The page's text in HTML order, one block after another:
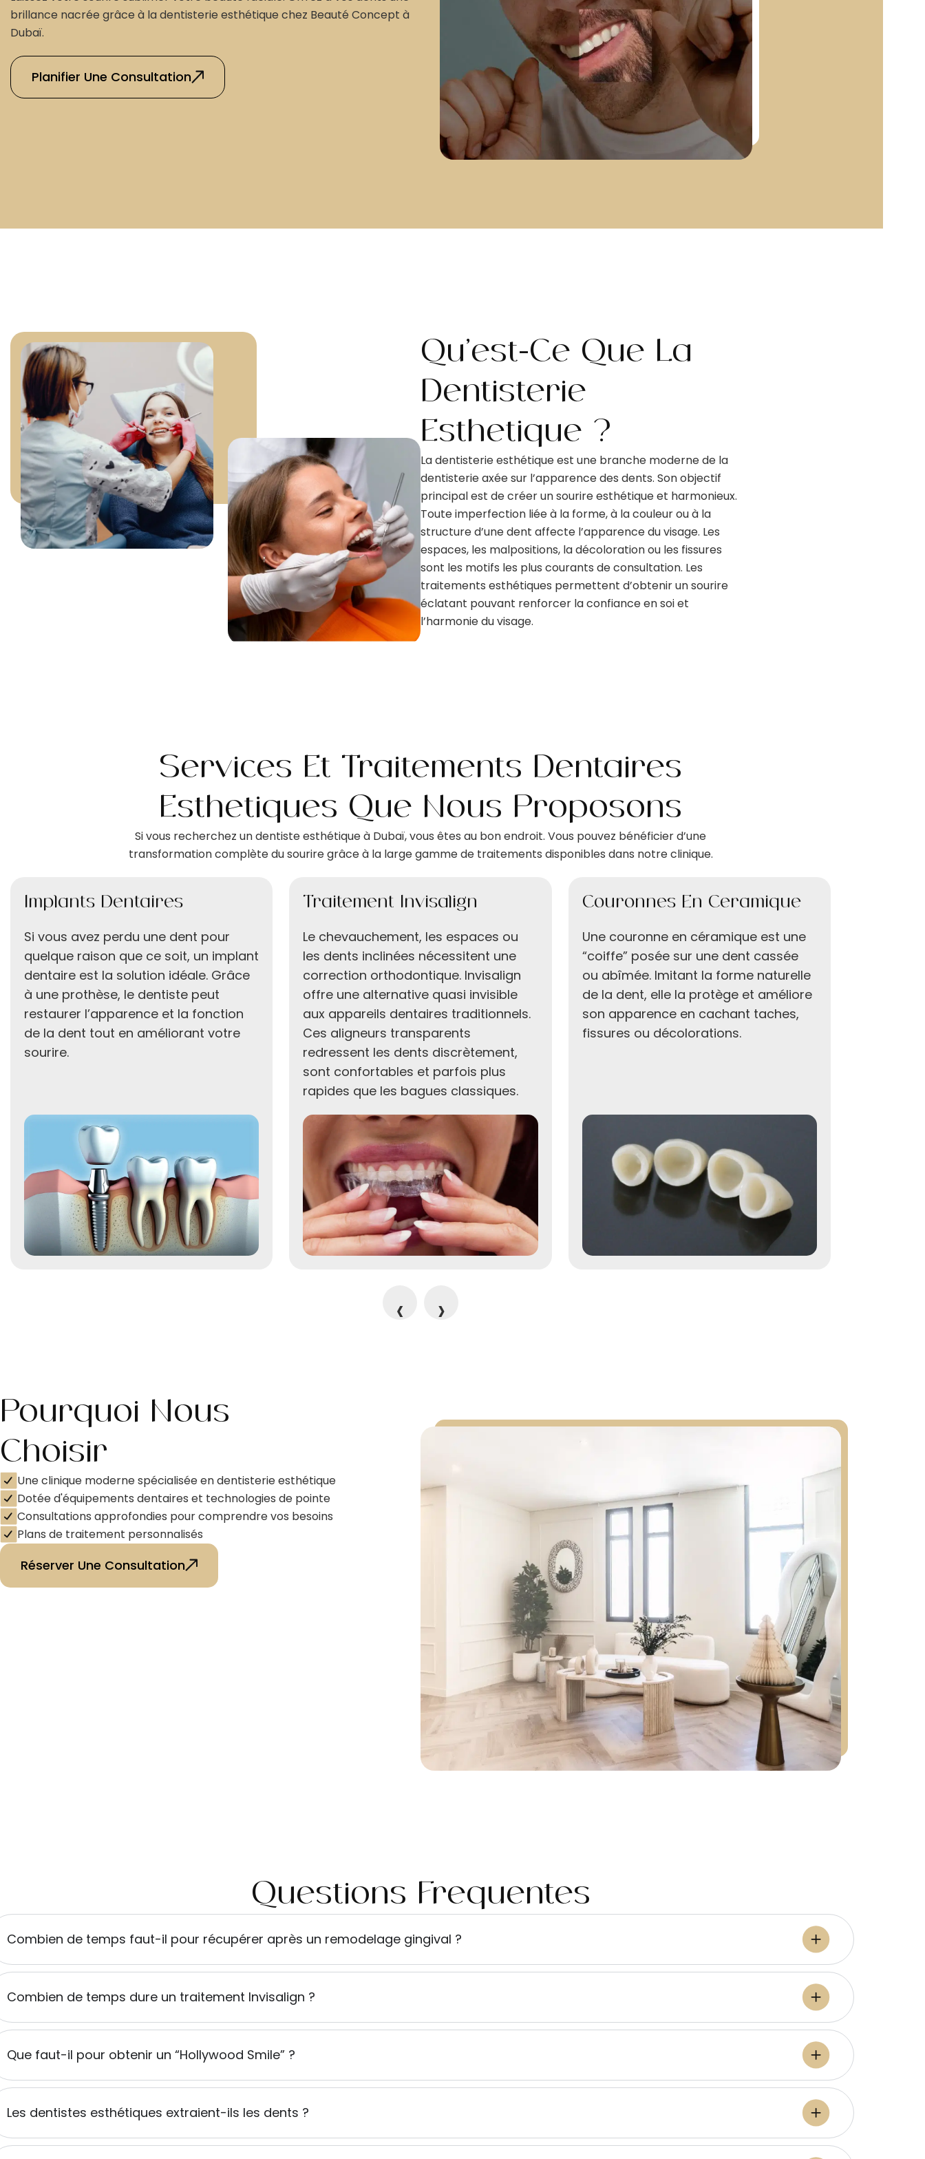
brillance nacrée grâce à la dentisterie esthétique chez Beauté Concept à
Dubaï.
Planifier Une Consultation
Qu’est-Ce Que La
Dentisterie
Esthétique ?
La dentisterie esthétique est une branche moderne de la
dentisterie axée sur l’apparence des dents. Son objectif
principal est de créer un sourire esthétique et harmonieux.
Toute imperfection liée à la forme, à la couleur ou à la
structure d’une dent affecte l’apparence du visage. Les
espaces, les malpositions, la décoloration ou les fissures
sont les motifs les plus courants de consultation. Les
traitements esthétiques permettent d’obtenir un sourire
éclatant pouvant renforcer la confiance en soi et
l’harmonie du visage.
Services Et Traitements Dentaires
Esthétiques Que Nous Proposons
Si vous recherchez un dentiste esthétique à Dubaï, vous êtes au bon endroit. Vous pouvez bénéficier d’une
transformation complète du sourire grâce à la large gamme de traitements disponibles dans notre clinique.
Implants Dentaires
Si vous avez perdu une dent pour
quelque raison que ce soit, un implant
dentaire est la solution idéale. Grâce
à une prothèse, le dentiste peut
restaurer l’apparence et la fonction
de la dent tout en améliorant votre
sourire.
Traitement Invisalign
Le chevauchement, les espaces ou
les dents inclinées nécessitent une
correction orthodontique. Invisalign
offre une alternative quasi invisible
aux appareils dentaires traditionnels.
Ces aligneurs transparents
redressent les dents discrètement,
sont confortables et parfois plus
rapides que les bagues classiques.
Couronnes En Céramique
Une couronne en céramique est une
“coiffe” posée sur une dent cassée
ou abîmée. Imitant la forme naturelle
de la dent, elle la protège et améliore
son apparence en cachant taches,
fissures ou décolorations.
‹ ›
Pourquoi Nous
Choisir
Une clinique moderne spécialisée en dentisterie esthétique
Dotée d'équipements dentaires et technologies de pointe
Consultations approfondies pour comprendre vos besoins
Plans de traitement personnalisés
Réserver Une Consultation
Questions Fréquentes
Combien de temps faut-il pour récupérer après un remodelage gingival ?
Combien de temps dure un traitement Invisalign ?
Que faut-il pour obtenir un “Hollywood Smile” ?
Les dentistes esthétiques extraient-ils les dents ?